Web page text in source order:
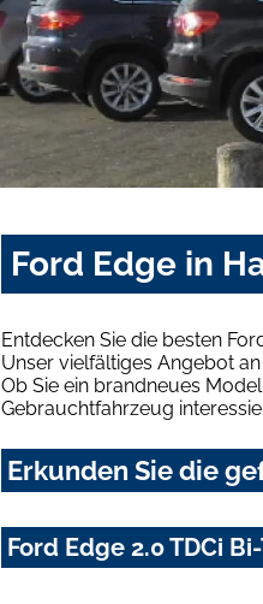
Ford Edge in
Entdecken Sie die besten
Unser vielfältiges Angebot
Ob Sie ein brandneues
Gebrauchtfahrzeug
Erkunden Sie die
Ford Edge 2.0 TDCi